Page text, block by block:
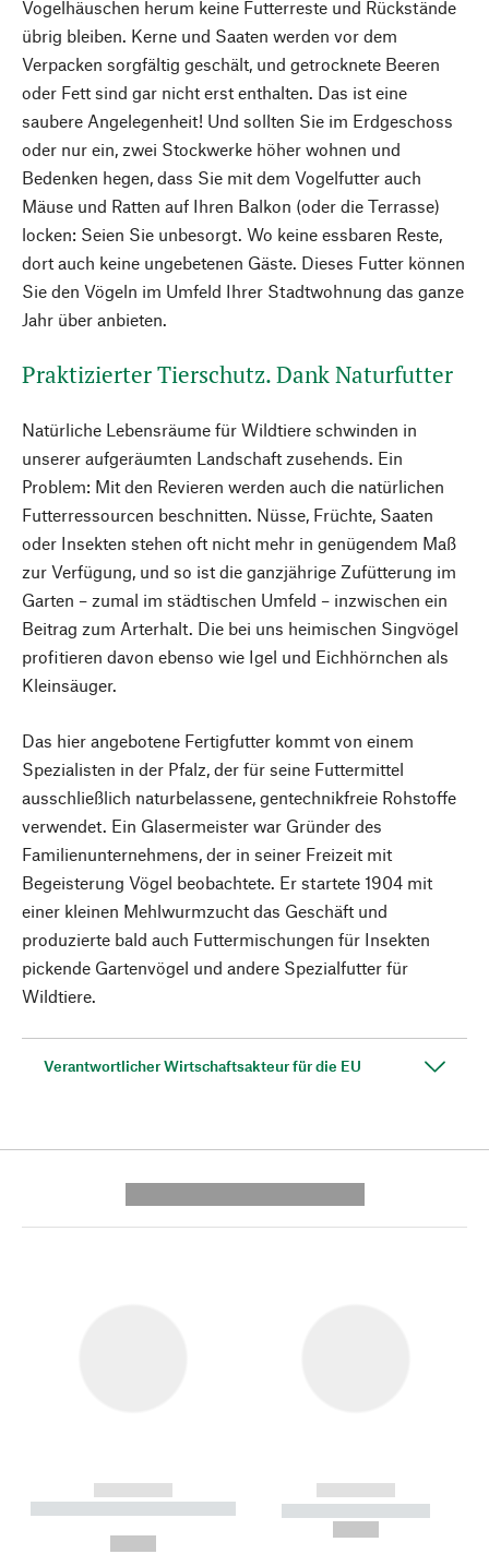
Vogelhäuschen herum keine Futterreste und Rückstände
übrig bleiben. Kerne und Saaten werden vor dem
Verpacken sorgfältig geschält, und getrocknete Beeren
oder Fett sind gar nicht erst enthalten. Das ist eine
saubere Angelegenheit! Und sollten Sie im Erdgeschoss
oder nur ein, zwei Stockwerke höher wohnen und
Bedenken hegen, dass Sie mit dem Vogelfutter auch
Mäuse und Ratten auf Ihren Balkon (oder die Terrasse)
locken: Seien Sie unbesorgt. Wo keine essbaren Reste,
dort auch keine ungebetenen Gäste. Dieses Futter können
Sie den Vögeln im Umfeld Ihrer Stadtwohnung das ganze
Jahr über anbieten.
Praktizierter Tierschutz. Dank Naturfutter
Natürliche Lebensräume für Wildtiere schwinden in
unserer aufgeräumten Landschaft zusehends. Ein
Problem: Mit den Revieren werden auch die natürlichen
Futterressourcen beschnitten. Nüsse, Früchte, Saaten
oder Insekten stehen oft nicht mehr in genügendem Maß
zur Verfügung, und so ist die ganzjährige Zufütterung im
Garten – zumal im städtischen Umfeld – inzwischen ein
Beitrag zum Arterhalt. Die bei uns heimischen Singvögel
profitieren davon ebenso wie Igel und Eichhörnchen als
Kleinsäuger.
Das hier angebotene Fertigfutter kommt von einem
Spezialisten in der Pfalz, der für seine Futtermittel
ausschließlich naturbelassene, gentechnikfreie Rohstoffe
verwendet. Ein Glasermeister war Gründer des
Familienunternehmens, der in seiner Freizeit mit
Begeisterung Vögel beobachtete. Er startete 1904 mit
einer kleinen Mehlwurmzucht das Geschäft und
produzierte bald auch Futtermischungen für Insekten
pickende Gartenvögel und andere Spezialfutter für
Wildtiere.
Verantwortlicher Wirtschaftsakteur für die EU
------------
----------- ----------- --------
------------
----------- -----------